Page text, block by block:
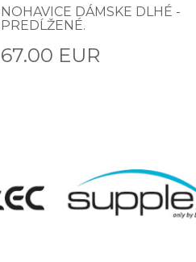
NOHAVICE DÁMSKE DLHÉ -
PREDĹŽENÉ.
67.00 EUR